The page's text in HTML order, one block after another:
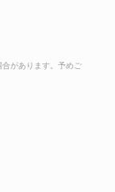
があります。予めご